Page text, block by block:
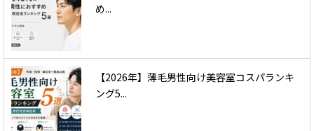
め...
【2026年】薄毛男性向け美容室コスパランキ
ング5...